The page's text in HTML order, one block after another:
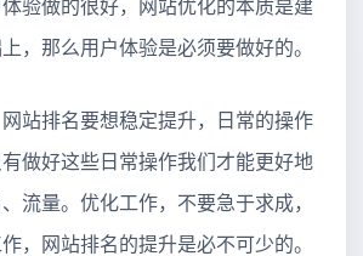
验做的很好，网站优化的本质是建
，那么用户体验是必须要做好的。
排名要想稳定提升，日常的操作
做好这些日常操作我们才能更好地
流量。优化工作，不要急于求成，
，网站排名的提升是必不可少的。